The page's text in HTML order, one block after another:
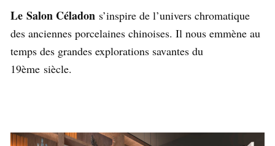
Le Salon Céladon s’inspire de l’univers chromatique
des anciennes porcelaines chinoises. Il nous emmène au
temps des grandes explorations savantes du
19ème siècle.